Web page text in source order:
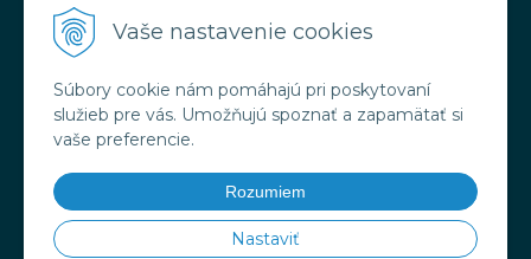
Vaše nastavenie cookies
Súbory cookie nám pomáhajú pri poskytovaní
služieb pre vás. Umožňujú spoznať a zapamätať si
vaše preferencie.
Rozumiem
Nastaviť
VŠETKO O NÁKUPE
Obchodné podmienky
Doprava a platba
Ochrana osobných údajov